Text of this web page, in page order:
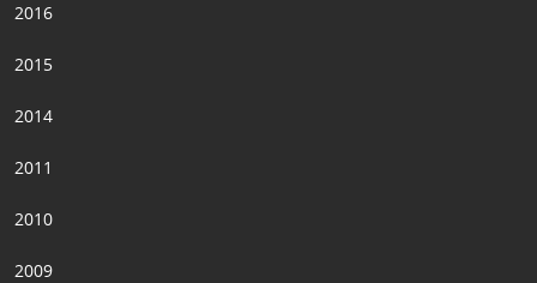
2016
2015
2014
2011
2010
2009